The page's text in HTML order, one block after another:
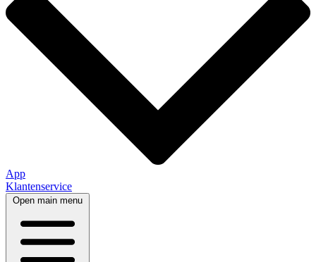
App
Klantenservice
Open main menu